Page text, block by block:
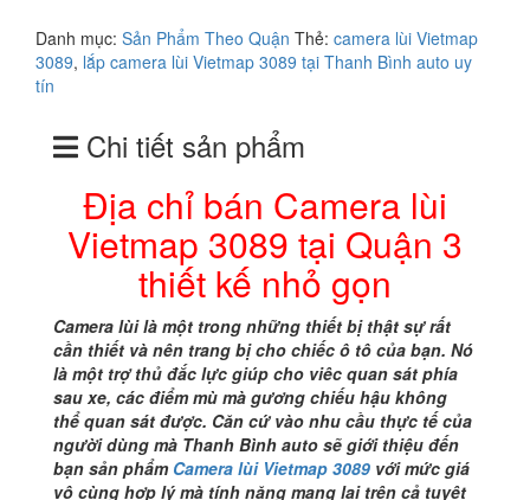
Camera
lùi
Vietmap
tại
Quận
lượng
Danh mục: Sản Phẩm Theo Quận Thẻ: camera lùi Vietmap
3089, lắp camera lùi Vietmap 3089 tại Thanh Bình auto uy
tín
Chi tiết sản phẩm
Địa chỉ bán Camera lùi
Vietmap 3089 tại Quận 3
thiết kế nhỏ gọn
Camera lùi là một trong những thiết bị thật sự rất
cần thiết và nên trang bị cho chiếc ô tô của bạn. Nó
là một trợ thủ đắc lực giúp cho viêc quan sát phía
sau xe, các điểm mù mà gương chiếu hậu không
thể quan sát được. Căn cứ vào nhu cầu thực tế của
người dùng mà Thanh Bình auto sẽ giới thiệu đến
bạn sản phẩm Camera lùi Vietmap 3089 với mức giá
vô cùng hợp lý mà tính năng mang lại trên cả tuyệt